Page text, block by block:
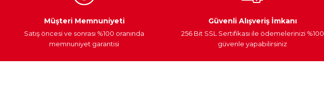
Müşteri Memnuniyeti
Satış öncesi ve sonrası %100 oranında
memnuniyet garantisi
Güvenli Alışveriş İmkanı
256 Bit SSL Sertifikası ile ödemelerinizi %100
güvenle yapabilirsiniz